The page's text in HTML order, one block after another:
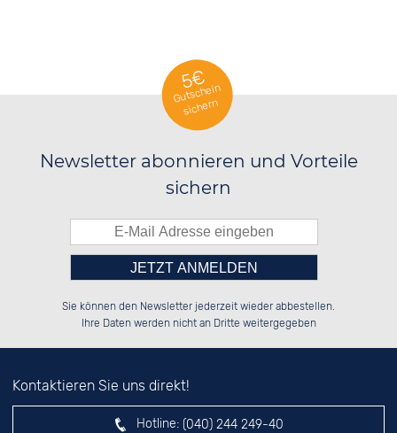
5€
Gutschein
sichern
Newsletter abonnieren und Vorteile
sichern
░░░░██░░░░░░██░░██░░██░░██░░██░░
░░████░░░░████░░██████░░██████░░
░░░░██░░░░░░██░░██░░██░░██░░██░░
Bitte tragen Sie die Zahl in
das nebenstehende Feld ein.
Sie können den Newsletter jederzeit wieder abbestellen.
Ihre Daten werden nicht an Dritte weitergegeben
Kontaktieren Sie uns direkt!
Hotline: (040) 244 249-40